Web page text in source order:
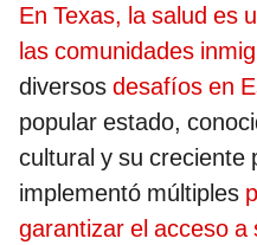
En Texas, la salud es
las comunidades
diversos desafíos en
popular estado,
cultural y su creciente
implementó múltiples
garantizar el acceso a